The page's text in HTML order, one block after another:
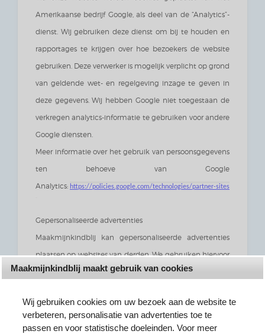
Amerikaanse bedrijf Google, als deel van de “Analytics”-
dienst. Wij gebruiken deze dienst om bij te houden en
rapportages te krijgen over hoe bezoekers de website
gebruiken. Deze verwerker is mogelijk verplicht op grond
van geldende wet- en regelgeving inzage te geven in
deze gegevens. Wij hebben Google niet toegestaan de
verkregen analytics-informatie te gebruiken voor andere
Google diensten.
Meer informatie over het gebruik van persoonsgegevens
ten behoeve van Google
Analytics: https://policies.google.com/technologies/partner-sites
Gepersonaliseerde advertenties
Maakmijnkindblij kan gepersonaliseerde advertenties
plaatsen op websites van derden. We gebruiken hiervoor
Google Ads. Dit is gebaseerd op uw eerdere bezoeken
Meer informatie over het gebruik van persoonlijke
gegevens voor Google
Maakmijnkindblij maakt gebruik van cookies
Wij gebruiken cookies om uw bezoek aan de website te
verbeteren, personalisatie van advertenties toe te
passen en voor statistische doeleinden. Voor meer